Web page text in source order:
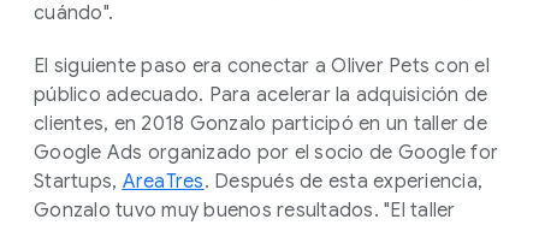
cuándo".
El siguiente paso era conectar a Oliver Pets con el
público adecuado. Para acelerar la adquisición de
clientes, en 2018 Gonzalo participó en un taller de
Google Ads organizado por el socio de Google for
Startups, AreaTres. Después de esta experiencia,
Gonzalo tuvo muy buenos resultados. "El taller